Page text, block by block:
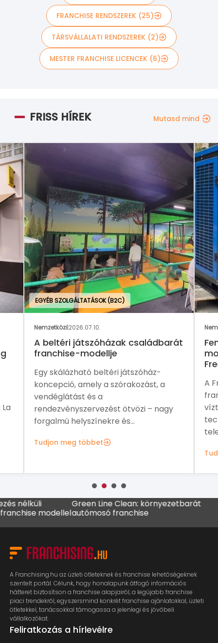
FRANCHISE RENDSZEREK (25)
TÁRSVÁLLALATI RENDSZEREK (2)
MESTER FRANCHISE LICENCEK (6)
FRISS HÍREK Mutasd mind
Nemzetközi|2026.06.24.
Fenntartható vízellátás franchise
modellben – ezt kínálja a
A Freewater4u egy nemzetközi
franchise hálózat, amely légköri
víztermelő rendszerek és víztisztítási
technológiák fejlesztésével,
modellel
Green Line Clean: környezetbarát
autómosó franchise
A Franchising.hu az üzleti ötleteknek és franchise lehetőségeknek
szentelt portál. Célunk, hogy honalapunk átfogó információs
hátteret biztosítson a franchise alapjairól, a legújabb franchise
piaci trendekről, egyszersmind konkrét franchise ajánlatokkal, üzleti
ötletekkel, tanácsokkal támogassa a jelenlegi és jövőbeli
vállalkozókat.
Feliratkozás a hírlevélre